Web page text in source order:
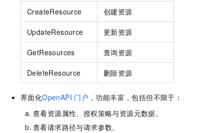
CreateResource 创建资源
UpdateResource 更新资源
GetResources 查询资源
DeleteResource 删除资源
界面化OpenAPI 门户 ，功能丰富，包括但不限于：
查看资源属性、授权策略与资源元数据。
查看请求路径与请求参数。